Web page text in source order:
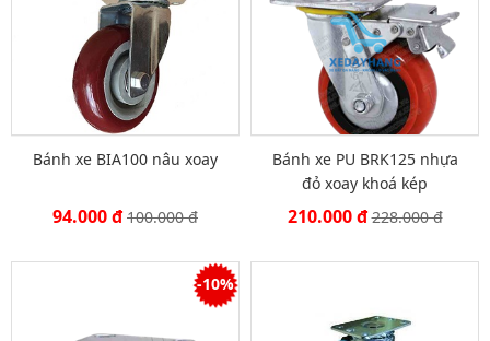
Bánh xe BIA100 nâu xoay
94.000 đ100.000 đ
Bánh xe PU BRK125 nhựa
đỏ xoay khoá kép
210.000 đ228.000 đ
-10%